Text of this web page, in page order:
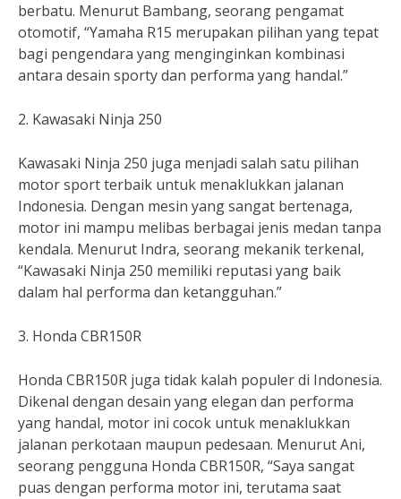
berbatu. Menurut Bambang, seorang pengamat
otomotif, “Yamaha R15 merupakan pilihan yang tepat
bagi pengendara yang menginginkan kombinasi
antara desain sporty dan performa yang handal.”
2. Kawasaki Ninja 250
Kawasaki Ninja 250 juga menjadi salah satu pilihan
motor sport terbaik untuk menaklukkan jalanan
Indonesia. Dengan mesin yang sangat bertenaga,
motor ini mampu melibas berbagai jenis medan tanpa
kendala. Menurut Indra, seorang mekanik terkenal,
“Kawasaki Ninja 250 memiliki reputasi yang baik
dalam hal performa dan ketangguhan.”
3. Honda CBR150R
Honda CBR150R juga tidak kalah populer di Indonesia.
Dikenal dengan desain yang elegan dan performa
yang handal, motor ini cocok untuk menaklukkan
jalanan perkotaan maupun pedesaan. Menurut Ani,
seorang pengguna Honda CBR150R, “Saya sangat
puas dengan performa motor ini, terutama saat